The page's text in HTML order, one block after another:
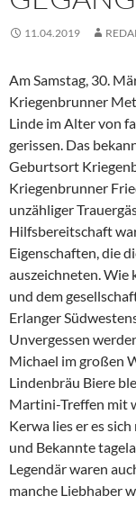
11.04.2019
Am Samstag, 30.
Kriegenbrunner
Linde im Alter von
gerissen. Das
Geburtsort
Kriegenbrunner
unzähliger
Hilfsbereitschaft
Eigenschaften, die
auszeichneten. Wie
und dem
Erlanger
Unvergessen
Michael im großen
Lindenbräu Biere
Martini-Treffen mit
Kerwa lies er es
und Bekannte
Legendär waren
manche Liebhaber